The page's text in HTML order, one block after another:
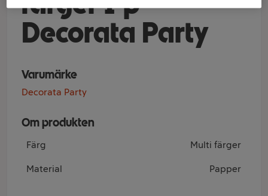
Decorata Party
Varumärke
Decorata Party
Om produkten
Färg Multi färger
Material Papper